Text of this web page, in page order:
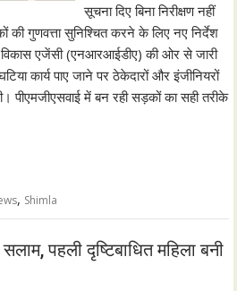
सूचना दिए बिना निरीक्षण नहीं
गुणवत्ता सुनिश्चित करने के लिए नए निर्देश
एजेंसी (एनआरआईडीए) की ओर से जारी
कार्य पाए जाने पर ठेकेदारों और इंजीनियरों
पीएमजीएसवाई में बन रही सड़कों का सही तरीके
, Shimla
पहली दृष्टिबाधित महिला बनी